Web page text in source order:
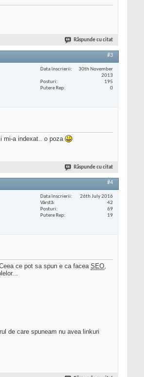
Răspunde cu citat
#3
Data înscrierii
30th November
2013
Posturi
195
Putere Rep
0
mi-a indexat.. o poza
Răspunde cu citat
#4
Data înscrierii
26th July 2016
Vârstă
42
Posturi
69
Putere Rep
19
ce pot sa spun e ca faceaSEO,
de care spuneam nu avea linkuri